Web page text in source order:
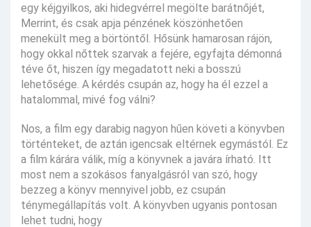
egy kéjgyilkos, aki hidegvérrel megölte barátnőjét,
Merrint, és csak apja pénzének köszönhetően
menekült meg a börtöntől. Hősünk hamarosan rájön,
hogy okkal nőttek szarvak a fejére, egyfajta démonná
téve őt, hiszen így megadatott neki a bosszú
lehetősége. A kérdés csupán az, hogy ha él ezzel a
hatalommal, mivé fog válni?
Nos, a film egy darabig nagyon hűen követi a könyvben
történteket, de aztán igencsak eltérnek egymástól. Ez
a film kárára válik, míg a könyvnek a javára írható. Itt
most nem a szokásos fanyalgásról van szó, hogy
bezzeg a könyv mennyivel jobb, ez csupán
ténymegállapítás volt. A könyvben ugyanis pontosan
lehet tudni, hogy